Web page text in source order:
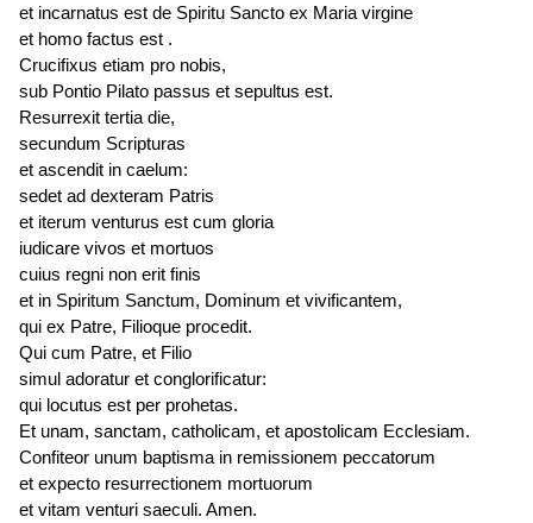
et incarnatus est de Spiritu Sancto ex Maria virgine
et homo factus est .
Crucifixus etiam pro nobis,
sub Pontio Pilato passus et sepultus est.
Resurrexit tertia die,
secundum Scripturas
et ascendit in caelum:
sedet ad dexteram Patris
et iterum venturus est cum gloria
iudicare vivos et mortuos
cuius regni non erit finis
et in Spiritum Sanctum, Dominum et vivificantem,
qui ex Patre, Filioque procedit.
Qui cum Patre, et Filio
simul adoratur et conglorificatur:
qui locutus est per prohetas.
Et unam, sanctam, catholicam, et apostolicam Ecclesiam.
Confiteor unum baptisma in remissionem peccatorum
et expecto resurrectionem mortuorum
et vitam venturi saeculi. Amen.